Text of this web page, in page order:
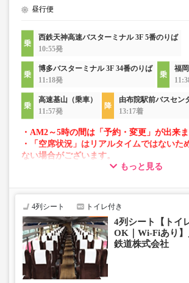
昼行便
西鉄天神高速バスターミナル 3F 5番のりば
10:55発
博多バスターミナル 3F 34番のりば
11:18発
福
高速基山（乗車）
11:57発
由布院駅前バスセン
13:17着
・AM2～5時の間は「予約・変更」が出来ま
・「空席状況」はリアルタイムではないた
ない場合がございます。
・車両は予告なく変更となる場合がござい
で、あらかじめご了承ください。
もっと見る
4列シート トイレ付き
4列シート【トイ
OK｜Wi-Fiあり
鉄道株式会社